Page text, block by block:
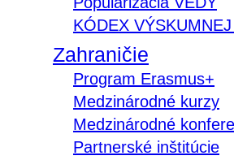
KÓDEX
Zahraničie
Program Erasmus+
Medzinárodné kurzy
Medzinárodné
Partnerské inštitúcie